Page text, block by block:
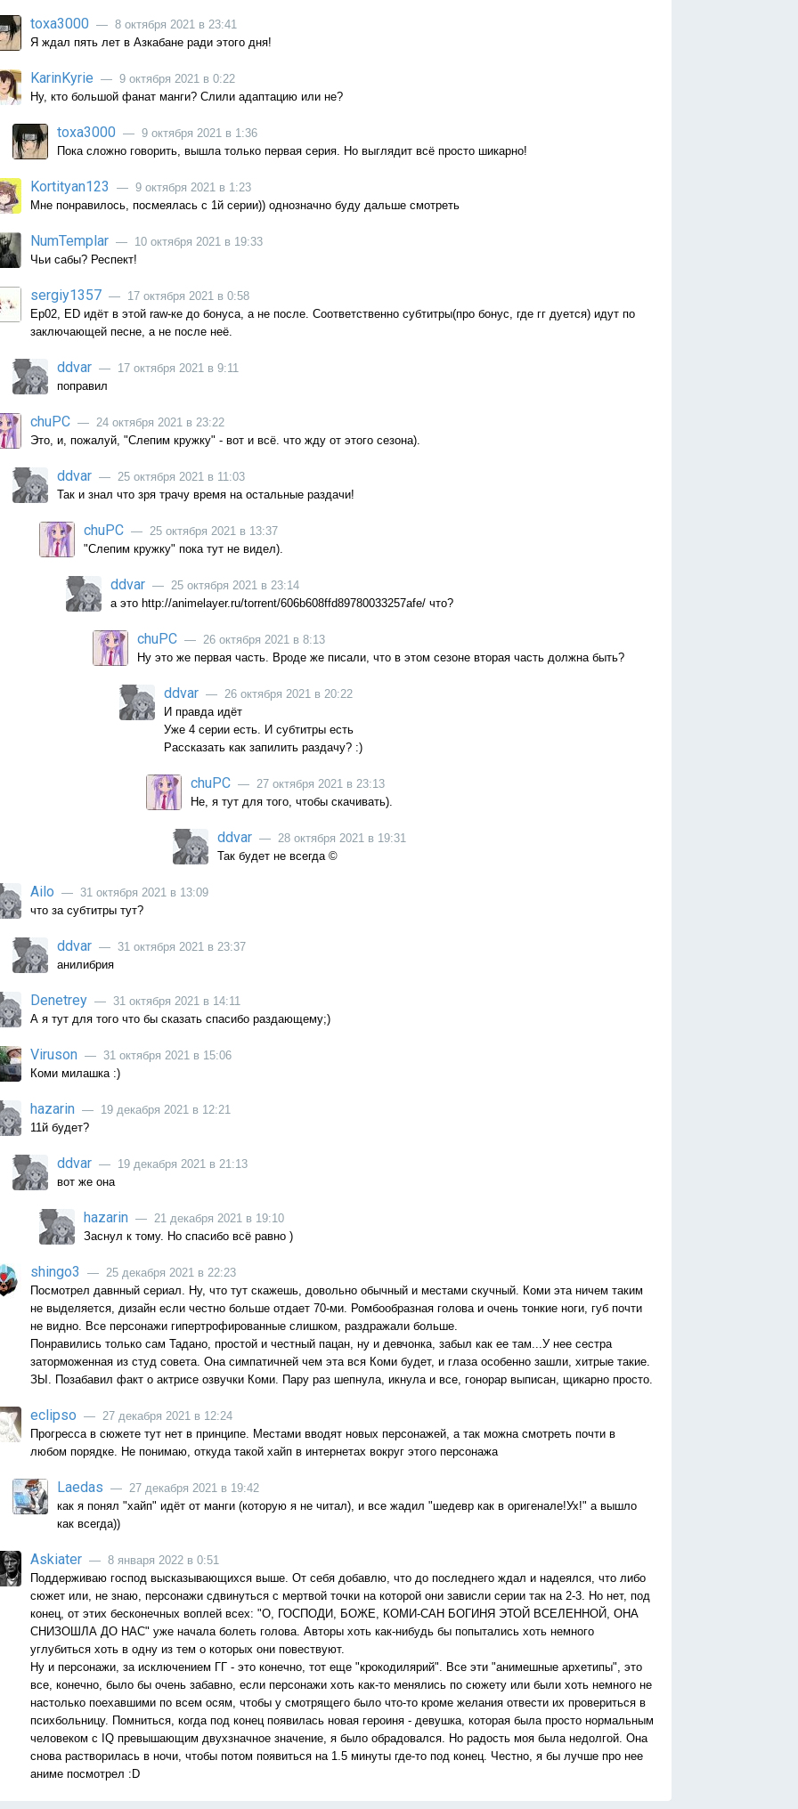
toxa3000 — 8 октября 2021 в 23:41
Я ждал пять лет в Азкабане ради этого дня!
KarinKyrie — 9 октября 2021 в 0:22
Ну, кто большой фанат манги? Слили адаптацию или не?
toxa3000 — 9 октября 2021 в 1:36
Пока сложно говорить, вышла только первая серия. Но выглядит всё просто шикарно!
Kortityan123
— 9 октября 2021 в 1:23
Мне понравилось, посмеялась с 1й серии)) однозначно буду дальше смотреть
NumTemplar — 10 октября 2021 в 19:33
Чьи сабы? Респект!
sergiy1357 — 17 октября 2021 в 0:58
Ep02, ED идёт в этой raw-ке до бонуса, а не после. Соответственно субтитры(про бонус, где гг дуется) идут по
заключающей песне, а не после неё.
ddvar — 17 октября 2021 в 9:11
поправил
chuPC — 24 октября 2021 в 23:22
Это, и, пожалуй, "Слепим кружку" - вот и всё. что жду от этого сезона).
ddvar — 25 октября 2021 в 11:03
Так и знал что зря трачу время на остальные раздачи!
chuPC — 25 октября 2021 в 13:37
"Слепим кружку" пока тут не видел).
ddvar — 25 октября 2021 в 23:14
а это http://animelayer.ru/torrent/606b608ffd89780033257afe/ что?
chuPC — 26 октября 2021 в 8:13
Ну это же первая часть. Вроде же писали, что в этом сезоне вторая часть должна быть?
ddvar — 26 октября 2021 в 20:22
И правда идёт
Уже 4 серии есть. И субтитры есть
Рассказать как запилить раздачу? :)
chuPC — 27 октября 2021 в 23:13
Не, я тут для того, чтобы скачивать).
ddvar — 28 октября 2021 в 19:31
Так будет не всегда ©
Ailo — 31 октября 2021 в 13:09
что за субтитры тут?
ddvar — 31 октября 2021 в 23:37
анилибрия
Denetrey — 31 октября 2021 в 14:11
А я тут для того что бы сказать спасибо раздающему;)
Viruson — 31 октября 2021 в 15:06
Коми милашка :)
hazarin — 19 декабря 2021 в 12:21
11й будет?
ddvar — 19 декабря 2021 в 21:13
вот же она
hazarin — 21 декабря 2021 в 19:10
Заснул к тому. Но спасибо всё равно )
shingo3
— 25 декабря 2021 в 22:23
Посмотрел давнный сериал. Ну, что тут скажешь, довольно обычный и местами скучный. Коми эта ничем таким
не выделяется, дизайн если честно больше отдает 70-ми. Ромбообразная голова и очень тонкие ноги, губ почти
не видно. Все персонажи гипертрофированные слишком, раздражали больше.
Понравились только сам Тадано, простой и честный пацан, ну и девчонка, забыл как ее там...У нее сестра
заторможенная из студ совета. Она симпатичней чем эта вся Коми будет, и глаза особенно зашли, хитрые такие.
ЗЫ. Позабавил факт о актрисе озвучки Коми. Пару раз шепнула, икнула и все, гонорар выписан, щикарно просто.
eclipso — 27 декабря 2021 в 12:24
Прогресса в сюжете тут нет в принципе. Местами вводят новых персонажей, а так можна смотреть почти в
любом порядке. Не понимаю, откуда такой хайп в интернетах вокруг этого персонажа
Laedas — 27 декабря 2021 в 19:42
как я понял "хайп" идёт от манги (которую я не читал), и все жадил "шедевр как в оригенале!Ух!" а вышло
как всегда))
Askiater — 8 января 2022 в 0:51
Поддерживаю господ высказывающихся выше. От себя добавлю, что до последнего ждал и надеялся, что либо
сюжет или, не знаю, персонажи сдвинуться с мертвой точки на которой они зависли серии так на 2-3. Но нет, под
конец, от этих бесконечных воплей всех: "О, ГОСПОДИ, БОЖЕ, КОМИ-САН БОГИНЯ ЭТОЙ ВСЕЛЕННОЙ, ОНА
СНИЗОШЛА ДО НАС" уже начала болеть голова. Авторы хоть как-нибудь бы попытались хоть немного
углубиться хоть в одну из тем о которых они повествуют.
Ну и персонажи, за исключением ГГ - это конечно, тот еще "крокодилярий". Все эти "анимешные архетипы", это
все, конечно, было бы очень забавно, если персонажи хоть как-то менялись по сюжету или были хоть немного не
настолько поехавшими по всем осям, чтобы у смотрящего было что-то кроме желания отвести их провериться в
психбольницу. Помниться, когда под конец появилась новая героиня - девушка, которая была просто нормальным
человеком с IQ превышающим двухзначное значение, я было обрадовался. Но радость моя была недолгой. Она
снова растворилась в ночи, чтобы потом появиться на 1.5 минуты где-то под конец. Честно, я бы лучше про нее
аниме посмотрел :D